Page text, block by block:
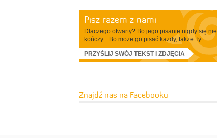
Pisz razem z nami
Dlaczego otwarty? Bo jego pisanie nigdy się nie
kończy... Bo może go pisać każdy, także Ty...
PRZYŚLIJ SWÓJ TEKST I ZDJĘCIA
Znajdź nas na Facebooku